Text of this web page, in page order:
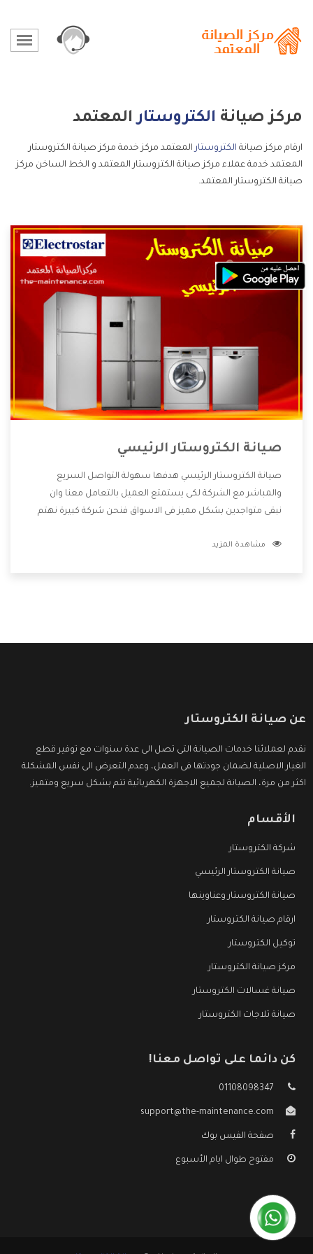
مركز صيانة الكتروستارالمعتمد
ارقام مركز صيانة الكتروستار المعتمد مركز خدمة مركز صيانة الكتروستار
المعتمد خدمة عملاء مركز صيانة الكتروستار المعتمد و الخط الساخن مركز
صيانة الكتروستار المعتمد.
صيانة الكتروستار الرئيسي
صيانة الكتروستار الرئيسي هدفها سهولة التواصل السريع
والمباشر مع الشركة لكى يستمتع العميل بالتعامل معنا وان
نبقى متواجدين بشكل مميز فى الاسواق فنحن شركة كبيرة نهتم
الشركة بها والتى تكون منها خدمة الصيانة التى تكون من أهم
مشاهدة المزيد
عن صيانة الكتروستار
نقدم لعملائنا خدمات الصيانة التى تصل الى عدة سنوات مع توفير قطع
الغيار الاصلية لضمان جودتها فى العمل، وعدم التعرض الى نفس المشكلة
اكثر من مرة، الصيانة لجميع الاجهزة الكهربائية تتم بشكل سريع ومتميز.
الأقسام
شركة الكتروستار
صيانة الكتروستار الرئيسي
صيانة الكتروستار وعناوينها
ارقام صيانة الكتروستار
توكيل الكتروستار
مركز صيانة الكتروستار
صيانة غسالات الكتروستار
صيانة ثلاجات الكتروستار
كن دائما على تواصل معنا!
01108098347
support@the-maintenance.com
صفحة الفيس بوك
مفتوح طوال ايام الأسبوع